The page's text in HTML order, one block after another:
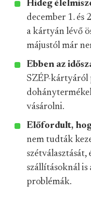
Hideg
december 1. és
a kártyán lévő
májustól már
Ebben az
SZÉP-kártyáról
vásárolni.
Előfordult,
nem tudták
szétválasztását,
szállításoknál
problémák.